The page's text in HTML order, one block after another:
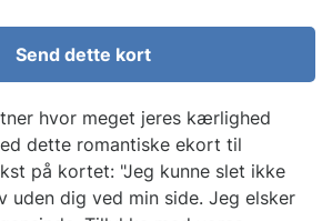
Send dette kort
hvor meget jeres kærlighed
dette romantiske ekort til
på kortet: "Jeg kunne slet ikke
uden dig ved min side. Jeg elsker